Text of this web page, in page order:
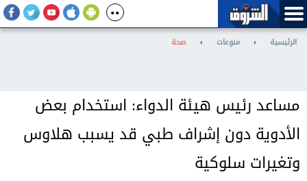
الرئيسية › منوعات › صحة
مساعد رئيس هيئة الدواء: استخدام بعض
الأدوية دون إشراف طبي قد يسبب هلاوس
وتغيرات سلوكية